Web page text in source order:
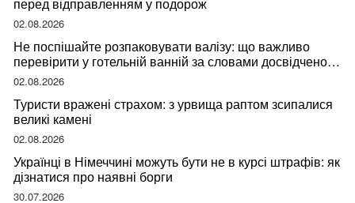
перед відправленням у подорож
02.08.2026
Не поспішайте розпаковувати валізу: що важливо
перевірити у готельній ванній за словами досвідченої
мандрівниці
02.08.2026
Туристи вражені страхом: з урвища раптом зсипалися
великі камені
02.08.2026
Українці в Німеччині можуть бути не в курсі штрафів: як
дізнатися про наявні борги
30.07.2026